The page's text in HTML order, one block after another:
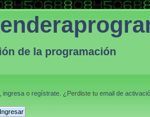
de la programación
ingresa o regístrate . ¿Perdiste tu email de